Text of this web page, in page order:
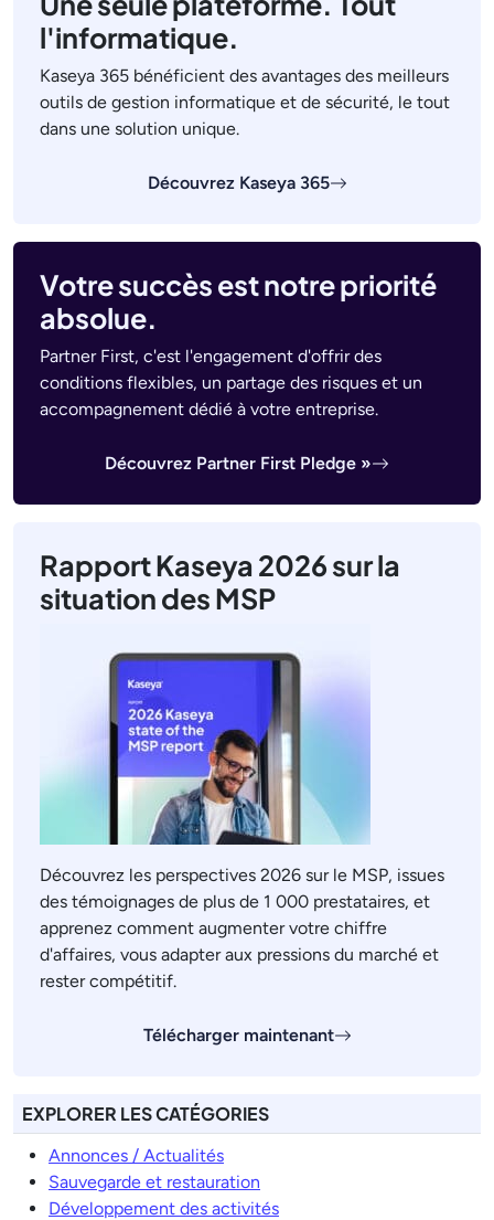
l'informatique.
Kaseya 365 bénéficient des avantages des meilleurs
outils de gestion informatique et de sécurité, le tout
dans une solution unique.
Découvrez Kaseya 365
Votre succès est notre priorité
absolue.
Partner First, c'est l'engagement d'offrir des
conditions flexibles, un partage des risques et un
accompagnement dédié à votre entreprise.
Découvrez Partner First Pledge »
Rapport Kaseya 2026 sur la
situation des MSP
Découvrez les perspectives 2026 sur le MSP, issues
des témoignages de plus de 1 000 prestataires, et
apprenez comment augmenter votre chiffre
d'affaires, vous adapter aux pressions du marché et
rester compétitif.
Télécharger maintenant
EXPLORER LES CATÉGORIES
Annonces / Actualités
Sauvegarde et restauration
Développement des activités